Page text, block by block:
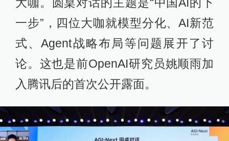
一步”，四位大咖就模型分化、AI新范
式、Agent战略布局等问题展开了讨
论。这也是前OpenAI研究员姚顺雨加
入腾讯后的首次公开露面。